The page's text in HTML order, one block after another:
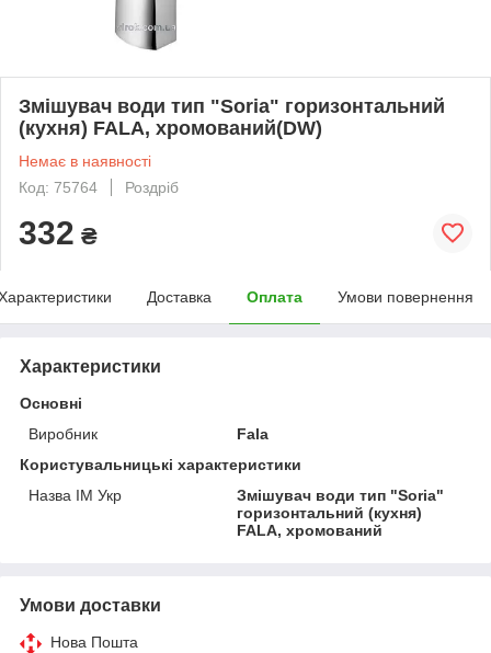
Змішувач води тип "Soria" горизонтальний
(кухня) FALA, хромований(DW)
Немає в наявності
Код: 75764
Роздріб
332 ₴
Доставка Оплата Умови повернення
Характеристики
Основні
Виробник
Fala
Користувальницькі характеристики
Назва ІМ Укр
Змішувач води тип "Soria"
горизонтальний (кухня)
FALA, хромований
Умови доставки
Нова Пошта